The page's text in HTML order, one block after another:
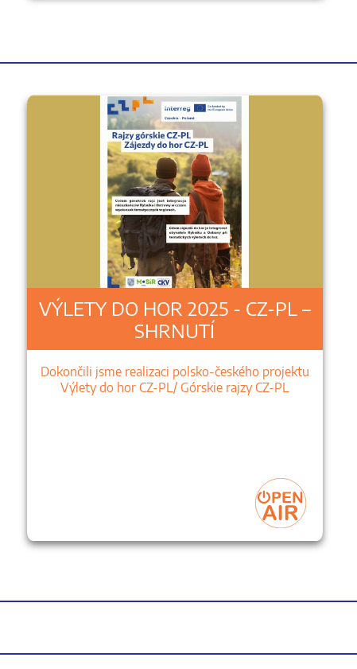
VÝLETY DO HOR 2025 - CZ-PL –
SHRNUTÍ
Dokončili jsme realizaci polsko-českého projektu
Výlety do hor CZ-PL/ Górskie rajzy CZ-PL